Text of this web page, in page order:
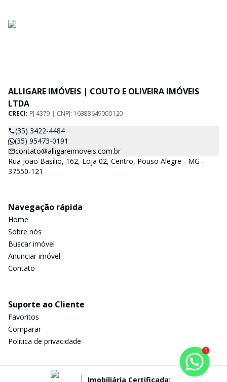
ALLIGARE IMÓVEIS | COUTO E OLIVEIRA IMÓVEIS
LTDA
CRECI: PJ 4379 | CNPJ: 16888649000120
(35) 3422-4484
(35) 95473-0191
contato@alligareimoveis.com.br
Rua João Basílio, 162, Loja 02, Centro, Pouso Alegre - MG -
37550-121
Navegação rápida
Home
Sobre nós
Buscar imóvel
Anunciar imóvel
Contato
Suporte ao Cliente
Favoritos
Comparar
Política de privacidade
Imobiliária Certificada:
1